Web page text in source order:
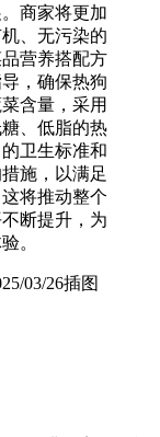
商家将更加
、无污染的
营养搭配方
，确保热狗
含量，采用
、低脂的热
卫生标准和
施，以满足
将推动整个
断提升，为
。​